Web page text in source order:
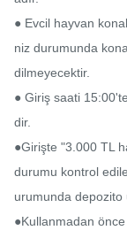
● Evcil hayvan
niz durumunda
dilmeyecektir.
● Giriş saati
dir.
●Girişte "3.000 TL
durumu kontrol
urumunda depozito
●Kullanmadan önce